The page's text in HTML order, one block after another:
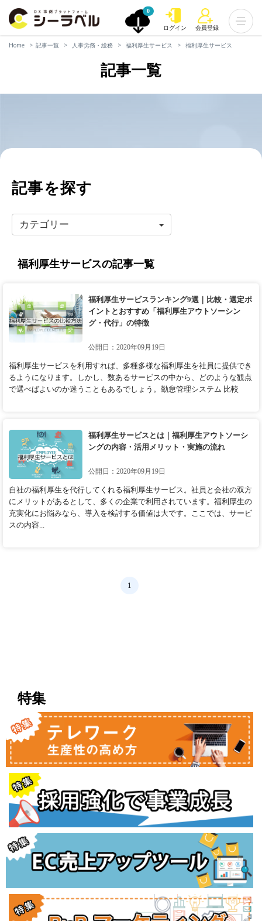
0
ログイン 会員登録
Home 記事一覧 人事労務・総務 福利厚生サービス 福利厚生サービス
記事一覧
記事を探す
カテゴリー
福利厚生サービスの記事一覧
福利厚生サービスランキング9選｜比較・選定ポ
イントとおすすめ「福利厚生アウトソーシン
グ・代行」の特徴
公開日：2020年09月19日
福利厚生サービスを利用すれば、多種多様な福利厚生を社員に提供でき
るようになります。しかし、数あるサービスの中から、どのような観点
で選べばよいのか迷うこともあるでしょう。勤怠管理システム 比較
福利厚生サービスとは｜福利厚生アウトソーシ
ングの内容・活用メリット・実施の流れ
公開日：2020年09月19日
自社の福利厚生を代行してくれる福利厚生サービス。社員と会社の双方
にメリットがあるとして、多くの企業で利用されています。福利厚生の
充実化にお悩みなら、導入を検討する価値は大です。ここでは、サービ
スの内容...
1
特集